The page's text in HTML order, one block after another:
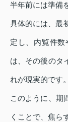
半年前には準備
具体的には、最
定し、内覧件
は、その後のタ
れが現実的です。
このように、期
くことで、焦ら